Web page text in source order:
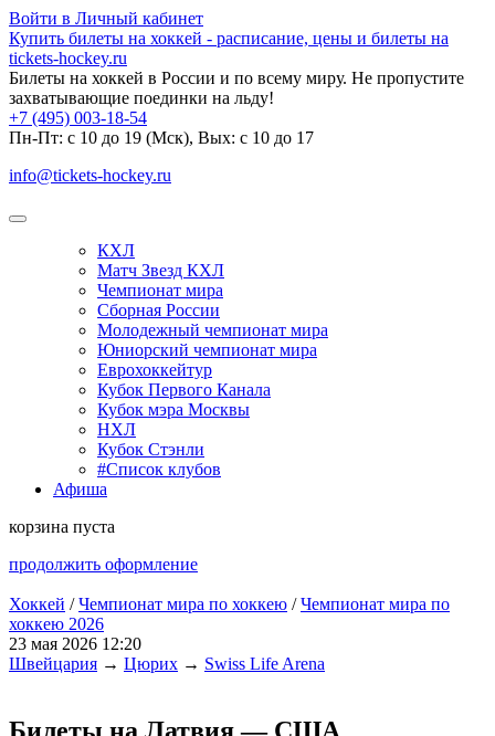
Войти в Личный кабинет
Купить билеты на хоккей - расписание, цены и билеты на
tickets-hockey.ru
Билеты на хоккей в России и по всему миру. Не пропустите
захватывающие поединки на льду!
+7 (495) 003-18-54
Пн-Пт: c 10 до 19 (Мск), Вых: с 10 до 17
info@tickets-hockey.ru
КХЛ
Матч Звезд КХЛ
Чемпионат мира
Сборная России
Молодежный чемпионат мира
Юниорский чемпионат мира
Еврохоккейтур
Кубок Первого Канала
Кубок мэра Москвы
НХЛ
Кубок Стэнли
#Список клубов
Афиша
корзина пуста
продолжить оформление
Хоккей /Чемпионат мира по хоккею /Чемпионат мира по
хоккею 2026
23 мая 2026 12:20
Швейцария → Цюрих → Swiss Life Arena